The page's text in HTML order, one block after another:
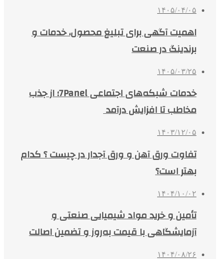
۱۴۰۵/۰۴/۰۵
اهمیت آگهی برای تبلیغ محصول، خدمات و
برندینگ در صنعت
۱۴۰۵/۰۳/۲۵
خدمات شبکه‌های اجتماعی 7Panel؛ از جذب
مخاطب تا افزایش درآمد
۱۴۰۳/۱۲/۰۵
تفاوت ورق آهن و ورق آجدار در چیست ؟ کدام
بهتر است؟
۱۴۰۴/۱۰/۰۲
تأمین و خرید مواد شیمیایی صنعتی و
آزمایشگاهی با قیمت به‌روز و تضمین اصالت
۱۴۰۴/۰۸/۲۶